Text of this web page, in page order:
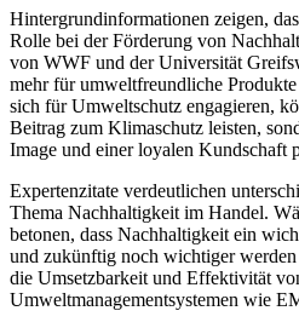
Hintergrundinformationen zeigen,
Rolle bei der Förderung von
von WWF und der Universität
mehr für umweltfreundliche
sich für Umweltschutz engagieren,
Beitrag zum Klimaschutz leisten,
Image und einer loyalen Kundschaft
Expertenzitate verdeutlichen
Thema Nachhaltigkeit im Handel.
betonen, dass Nachhaltigkeit ein
und zukünftig noch wichtiger
die Umsetzbarkeit und Effektivität
Umweltmanagementsystemen wie